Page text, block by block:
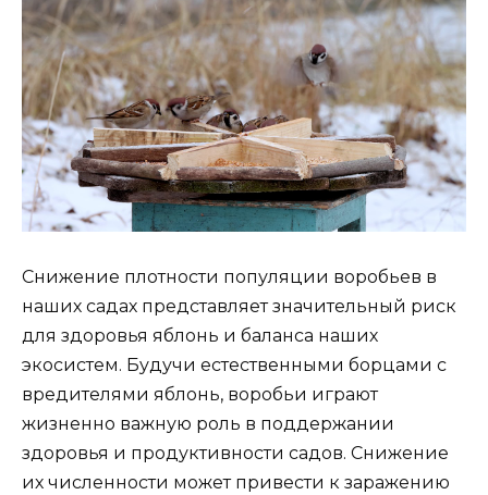
Снижение плотности популяции воробьев в
наших садах представляет значительный риск
для здоровья яблонь и баланса наших
экосистем. Будучи естественными борцами с
вредителями яблонь, воробьи играют
жизненно важную роль в поддержании
здоровья и продуктивности садов. Снижение
их численности может привести к заражению